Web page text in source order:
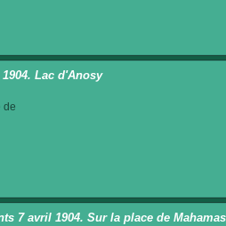
Lac d'Anosy
de
7 avril 1904. Sur la place de